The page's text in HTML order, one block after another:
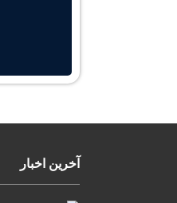
آخرین اخبار